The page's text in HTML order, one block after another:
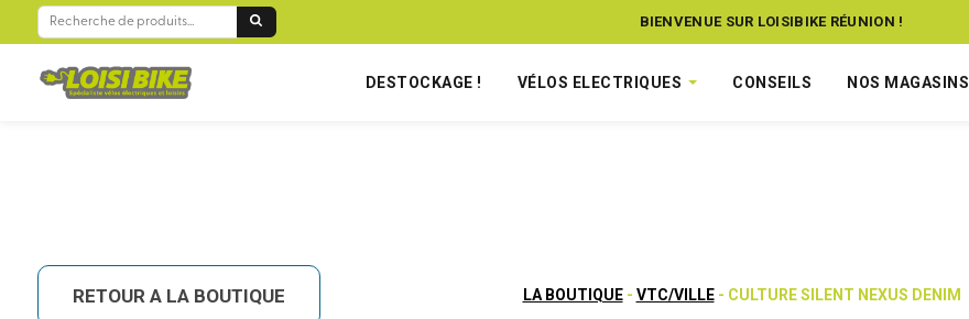
RECHERCHE
BIENVENUE SUR LOISIBIKE RÉUNION ! BIENVENUE SUR LOISIBIKE RÉUNION !
DESTOCKAGE ! VÉLOS ELECTRIQUES CONSEILS NOS MAGASINS
LA BOUTIQUE - VTC/VILLE - CULTURE SILENT NEXUS DENIM
RETOUR A LA BOUTIQUE